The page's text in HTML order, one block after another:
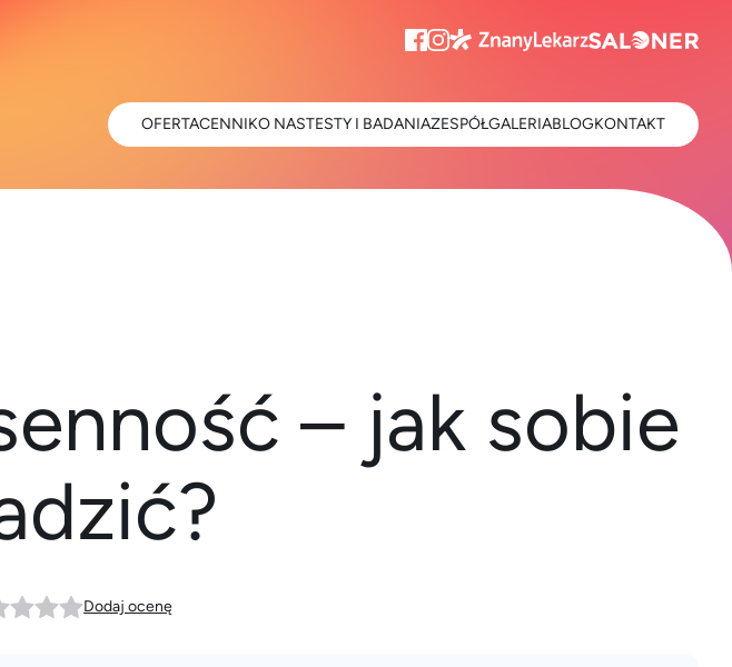
– jak sobie
Dodaj ocenę
OFERTACENNIKO NASTESTY I BADANIAZESPÓŁGALERIABLOGKONTAKT